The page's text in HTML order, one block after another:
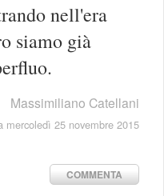
nell'era
siamo già
Massimiliano Catellani
mercoledì 25 novembre 2015
COMMENTA